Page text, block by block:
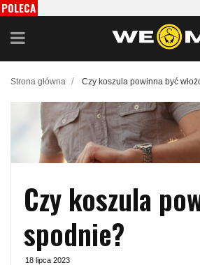
POLECA
Strona główna / Czy koszula powinna być
Czy koszula
spodnie?
18 lipca 2023